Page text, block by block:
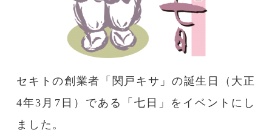
セキトの創業者「関戸キサ」の誕生日（大正
4年3月7日）である「七日」をイベントにし
ました。